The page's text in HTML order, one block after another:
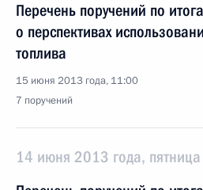
Перечень поручений по
о перспективах
топлива
15 июня 2013 года, 11:00
7 поручений
14 июня 2013 года, пятница